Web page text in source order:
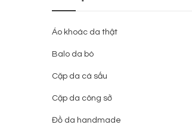
Áo khoác da thật
Balo da bò
Cặp da cá sấu
Cặp da công sở
Đồ da handmade